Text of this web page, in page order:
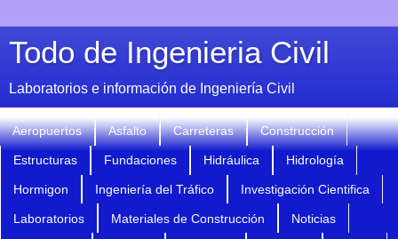
Todo de Ingenieria Civil
Laboratorios e información de Ingeniería Civil
Aeropuertos Asfalto Carreteras Construcción
Estructuras Fundaciones Hidráulica Hidrología
Hormigon Ingeniería del Tráfico Investigación Cientifica
Laboratorios Materiales de Construcción Noticias